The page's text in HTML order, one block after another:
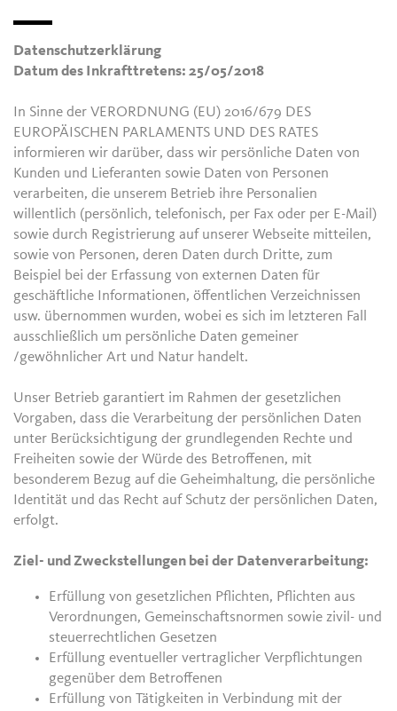
Datenschutzerklärung
Datum des Inkrafttretens: 25/05/2018
In Sinne der VERORDNUNG (EU) 2016/679 DES
EUROPÄISCHEN PARLAMENTS UND DES RATES
informieren wir darüber, dass wir persönliche Daten von
Kunden und Lieferanten sowie Daten von Personen
verarbeiten, die unserem Betrieb ihre Personalien
willentlich (persönlich, telefonisch, per Fax oder per E-Mail)
sowie durch Registrierung auf unserer Webseite mitteilen,
sowie von Personen, deren Daten durch Dritte, zum
Beispiel bei der Erfassung von externen Daten für
geschäftliche Informationen, öffentlichen Verzeichnissen
usw. übernommen wurden, wobei es sich im letzteren Fall
ausschließlich um persönliche Daten gemeiner
/gewöhnlicher Art und Natur handelt.
Unser Betrieb garantiert im Rahmen der gesetzlichen
Vorgaben, dass die Verarbeitung der persönlichen Daten
unter Berücksichtigung der grundlegenden Rechte und
Freiheiten sowie der Würde des Betroffenen, mit
besonderem Bezug auf die Geheimhaltung, die persönliche
Identität und das Recht auf Schutz der persönlichen Daten,
erfolgt.
Ziel- und Zweckstellungen bei der Datenverarbeitung:
Erfüllung von gesetzlichen Pflichten, Pflichten aus
Verordnungen, Gemeinschaftsnormen sowie zivil- und
steuerrechtlichen Gesetzen
Erfüllung eventueller vertraglicher Verpflichtungen
gegenüber dem Betroffenen
Erfüllung von Tätigkeiten in Verbindung mit der